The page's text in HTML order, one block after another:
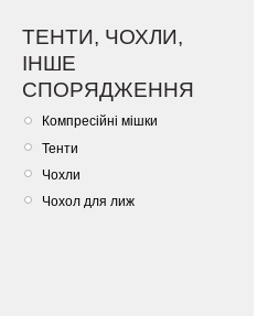
ТЕНТИ, ЧОХЛИ,
ІНШЕ
СПОРЯДЖЕННЯ
Компресійні мішки
Тенти
Чохли
Чохол для лиж